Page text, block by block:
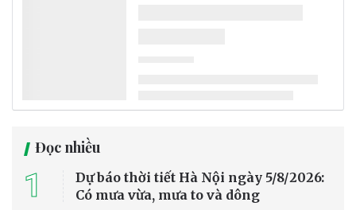
Đọc nhiều
1
Dự báo thời tiết Hà Nội ngày 5/8/2026:
Có mưa vừa, mưa to và dông